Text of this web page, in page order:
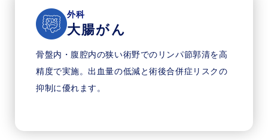
外科
大腸がん
骨盤内・腹腔内の狭い術野でのリンパ節郭清を高
精度で実施。出血量の低減と術後合併症リスクの
抑制に優れます。